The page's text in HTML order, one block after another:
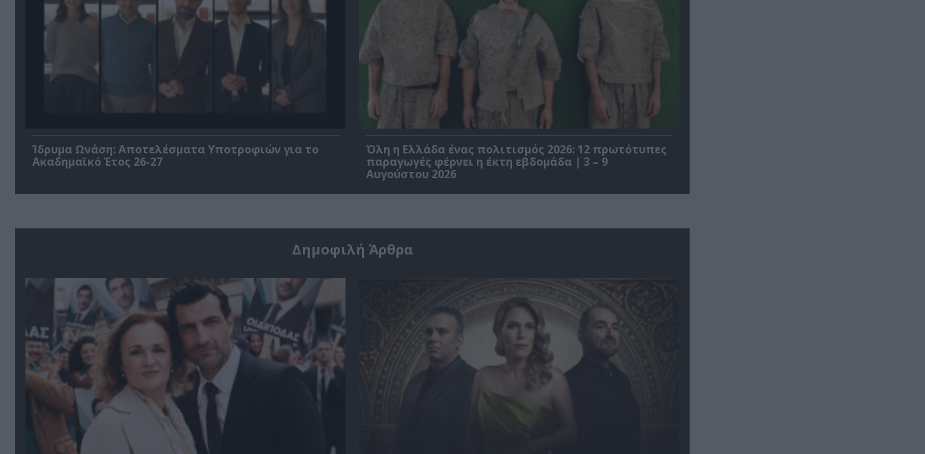
Ίδρυμα Ωνάση: Αποτελέσματα Υποτροφιών για το
Ακαδημαϊκό Έτος 26-27
Όλη η Ελλάδα ένας πολιτισμός 2026: 12 πρωτότυπες
παραγωγές φέρνει η έκτη εβδομάδα | 3 – 9
Αυγούστου 2026
Δημοφιλή Άρθρα